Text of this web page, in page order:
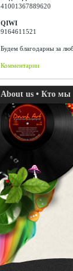
41001367889620
QIWI
9164611521
Будем благодарны за
Комментарии
About us • Кто мы